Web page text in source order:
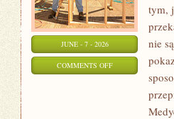
JUNE - 7 - 2026
COMMENTS OFFON
PRZYPRAW
tym,
nie